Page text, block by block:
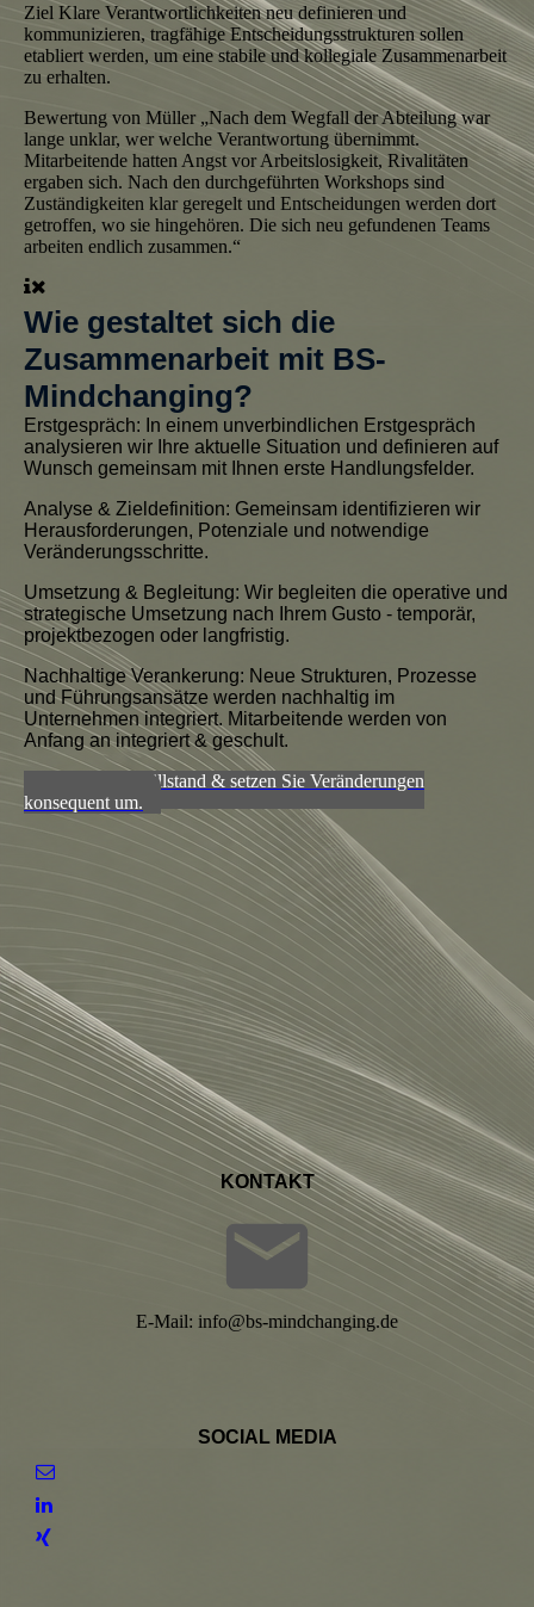
Ziel Klare Verantwortlichkeiten neu definieren und
kommunizieren, tragfähige Entscheidungsstrukturen sollen
etabliert werden, um eine stabile und kollegiale Zusammenarbeit
zu erhalten.
Bewertung von Müller „Nach dem Wegfall der Abteilung war
lange unklar, wer welche Verantwortung übernimmt.
Mitarbeitende hatten Angst vor Arbeitslosigkeit, Rivalitäten
ergaben sich. Nach den durchgeführten Workshops sind
Zuständigkeiten klar geregelt und Entscheidungen werden dort
getroffen, wo sie hingehören. Die sich neu gefundenen Teams
arbeiten endlich zusammen.“
Wie gestaltet sich die
Zusammenarbeit mit BS-
Mindchanging?
Erstgespräch: In einem unverbindlichen Erstgespräch
analysieren wir Ihre aktuelle Situation und definieren auf
Wunsch gemeinsam mit Ihnen erste Handlungsfelder.
Analyse & Zieldefinition: Gemeinsam identifizieren wir
Herausforderungen, Potenziale und notwendige
Veränderungsschritte.
Umsetzung & Begleitung: Wir begleiten die operative und
strategische Umsetzung nach Ihrem Gusto - temporär,
projektbezogen oder langfristig.
Nachhaltige Verankerung: Neue Strukturen, Prozesse
und Führungsansätze werden nachhaltig im
Unternehmen integriert. Mitarbeitende werden von
Anfang an integriert & geschult.
Stoppen Sie Stillstand & setzen Sie Veränderungen
konsequent um.
KONTAKT
E-Mail: info@bs-mindchanging.de
SOCIAL MEDIA